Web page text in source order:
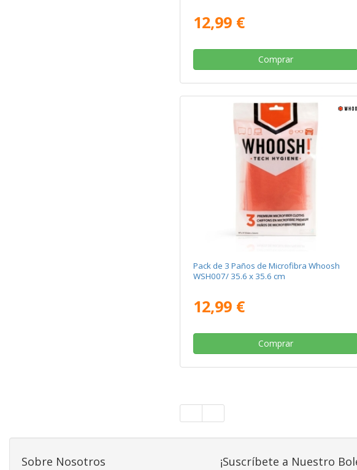
12,99 €
Comprar
Pack de 3 Paños de Microfibra Whoosh
WSH007/ 35.6 x 35.6 cm
12,99 €
Comprar
Sobre Nosotros ¡Suscríbete a Nuestro